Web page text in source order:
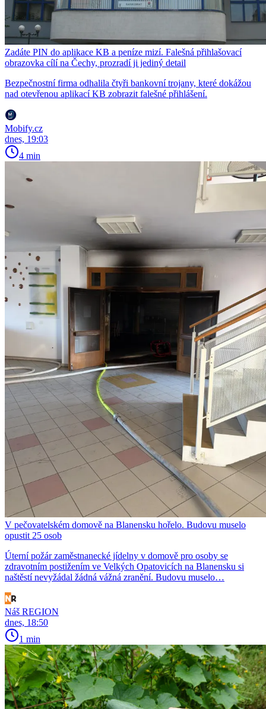
Zadáte PIN do aplikace KB a peníze mizí. Falešná přihlašovací
obrazovka cílí na Čechy, prozradí ji jediný detail
Bezpečnostní firma odhalila čtyři bankovní trojany, které dokážou
nad otevřenou aplikací KB zobrazit falešné přihlášení.
Mobify.cz
dnes, 19:03
4 min
V pečovatelském domově na Blanensku hořelo. Budovu muselo
opustit 25 osob
Úterní požár zaměstnanecké jídelny v domově pro osoby se
zdravotním postižením ve Velkých Opatovicích na Blanensku si
naštěstí nevyžádal žádná vážná zranění. Budovu muselo…
Náš REGION
dnes, 18:50
1 min